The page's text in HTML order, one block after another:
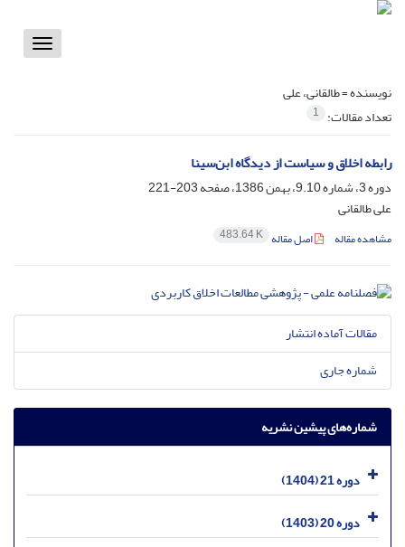
Toggle
نویسنده =طالقانی، علی
تعداد مقالات: 1
رابطه اخلاق و سیاست از دیدگاه ابن‌‌سینا
دوره 3، شماره 9.10، بهمن 1386، صفحه
203-221
علی طالقانی
مشاهده مقاله اصل مقاله 483.64 K
مقالات آماده انتشار
شماره جاری
شماره‌های پیشین نشریه
دوره 21 (1404)
دوره 20 (1403)